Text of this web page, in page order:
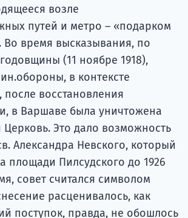
возле
путей и метро – «подарком
Во время высказывания, по
(11 ноябре 1918),
в контексте
после восстановления
в Варшаве была уничтожена
Это дало возможность
Александра Невского, который
площади Пилсудского до 1926
совет считался символом
расценивалось, как
поступок, правда, не обошлось